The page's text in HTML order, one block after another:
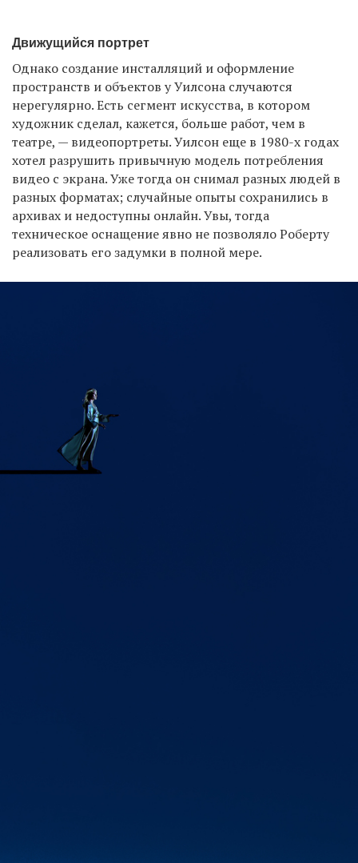
Движущийся портрет
Однако создание инсталляций и оформление
пространств и объектов у Уилсона случаются
нерегулярно. Есть сегмент искусства, в котором
художник сделал, кажется, больше работ, чем в
театре, — видеопортреты. Уилсон еще в 1980-х годах
хотел разрушить привычную модель потребления
видео с экрана. Уже тогда он снимал разных людей в
разных форматах; случайные опыты сохранились в
архивах и недоступны онлайн. Увы, тогда
техническое оснащение явно не позволяло Роберту
реализовать его задумки в полной мере.